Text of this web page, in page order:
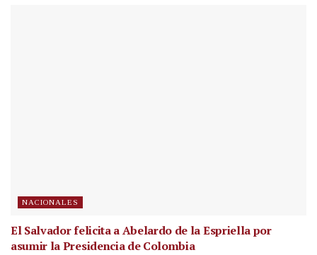
NACIONALES
El Salvador felicita a Abelardo de la Espriella por
asumir la Presidencia de Colombia